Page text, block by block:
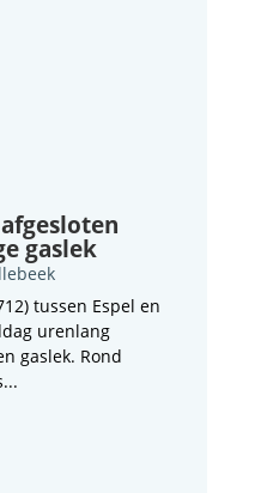
gaslek
tussen Espel en
urenlang
gaslek. Rond